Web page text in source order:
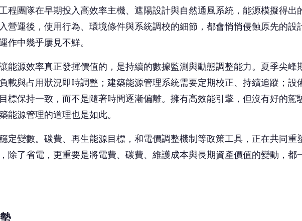
除了省電，更重要是將電費、碳費、維護成本與長期資產價值的變動，都
資產策略來看，結果差很多。首先，提升能源效率有助於降低風險， 若高
維持較低能耗，代表電費與碳費曝險都會下降。對投資人來說，有助於壓
時拿到節能標章外，還能持續降低能源成本，是一項有效益的長期投資。
於提升資產競爭力。 融資條件與ESG評級，近年已逐步與能源績效掛鉤，